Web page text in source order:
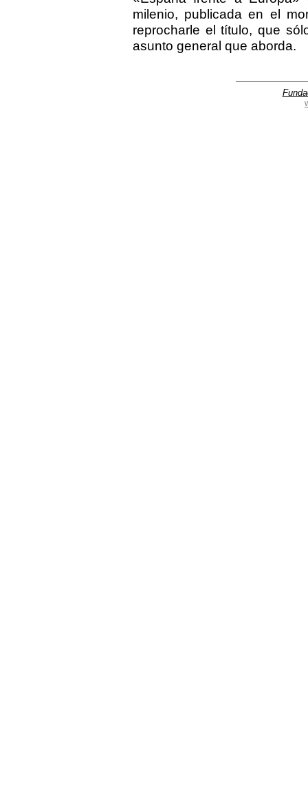
milenio, publicada en el
reprocharle el título, que
asunto general que aborda.